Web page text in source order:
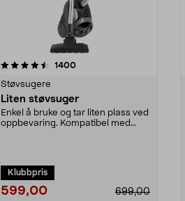
1400anmeldelser
Støvsugere
Liten støvsuger
Enkel å bruke og tar liten plass ved
oppbevaring. Kompatibel med
Klubbpris
599,00 699,00
4.0 av 5 stjerner